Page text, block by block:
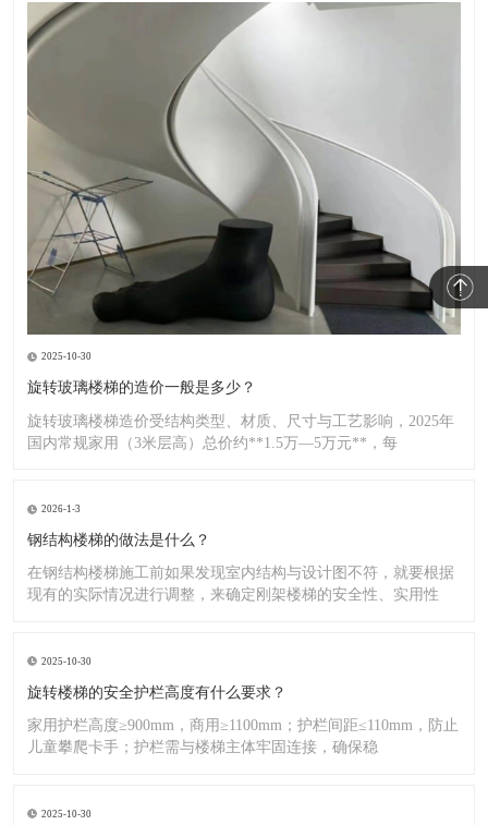
2025-10-30
旋转玻璃楼梯的造价一般是多少？
旋转玻璃楼梯造价受结构类型、材质、尺寸与工艺影响，2025年
国内常规家用（3米层高）总价约**1.5万—5万元**，每
2026-1-3
钢结构楼梯的做法是什么？
在钢结构楼梯施工前如果发现室内结构与设计图不符，就要根据
现有的实际情况进行调整，来确定刚架楼梯的安全性、实用性
2025-10-30
旋转楼梯的安全护栏高度有什么要求？
家用护栏高度≥900mm，商用≥1100mm；护栏间距≤110mm，防止
儿童攀爬卡手；护栏需与楼梯主体牢固连接，确保稳
2025-10-30